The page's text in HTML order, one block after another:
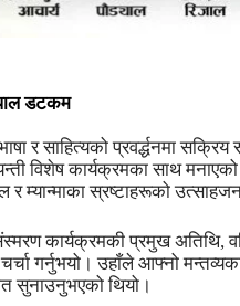
डटकम
र साहित्यको प्रवर्द्धनमा
विशेष कार्यक्रमका साथ
र म्यान्माका स्रष्टाहरूको
कार्यक्रमकी प्रमुख अतिथि,
गर्नुभयो। उहाँले आफ्नो
सुनाउनुभएको थियो।